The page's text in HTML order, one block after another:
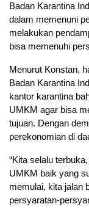
Badan Karantina
dalam memenuni
melakukan
bisa memenuhi
Menurut Konstan,
Badan Karantina
kantor karantina
UMKM agar bisa
tujuan. Dengan
perekonomian di
“Kita selalu
UMKM baik yang
memulai, kita jalan
persyaratan-